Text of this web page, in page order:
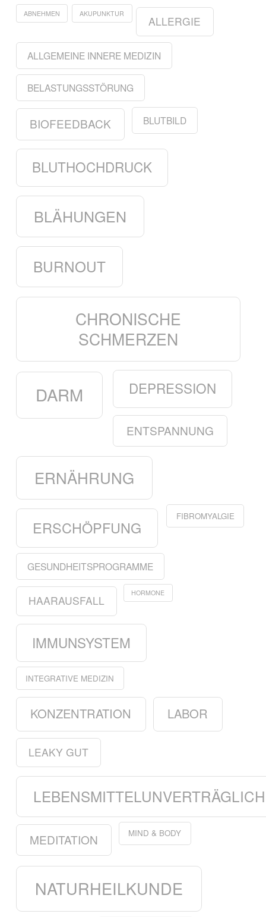
ABNEHMEN AKUPUNKTUR
ALLERGIE
ALLGEMEINE INNERE MEDIZIN
BELASTUNGSSTÖRUNG
BIOFEEDBACK BLUTBILD
BLUTHOCHDRUCK
BLÄHUNGEN
BURNOUT
CHRONISCHE
SCHMERZEN
DARM DEPRESSION
ENTSPANNUNG
ERNÄHRUNG
ERSCHÖPFUNG
FIBROMYALGIE
GESUNDHEITSPROGRAMME
HAARAUSFALL
HORMONE
IMMUNSYSTEM
INTEGRATIVE MEDIZIN
KONZENTRATION LABOR
LEAKY GUT
MEDITATION MIND & BODY
NATURHEILKUNDE